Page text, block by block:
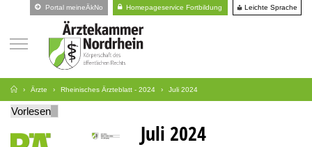
Portal meineÄkNo Homepageservice Fortbildung Leichte Sprache
Ärzte Rheinisches Ärzteblatt - 2024 Juli 2024
Vorlesen
Juli 2024